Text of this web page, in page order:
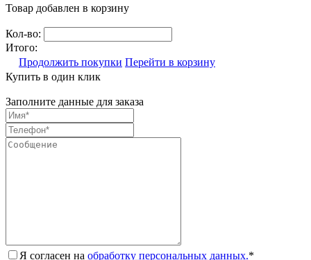
Товар добавлен в корзину
Кол-во:
Итого:
Продолжить покупки Перейти в корзину
Купить в один клик
Заполните данные для заказа
Я согласен на обработку персональных данных.*